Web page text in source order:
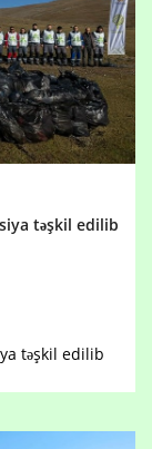
təşkil edilib
təşkil edilib